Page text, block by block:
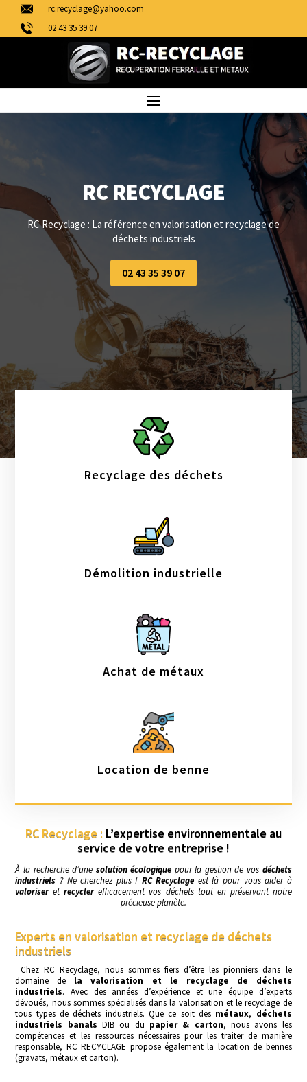
rc.recyclage@yahoo.com
02 43 35 39 07
RC RECYCLAGE
RC Recyclage : La référence en valorisation et recyclage de
déchets industriels
02 43 35 39 07
Recyclage des déchets
Démolition industrielle
Achat de métaux
Location de benne
RC Recyclage : L’expertise environnementale au
service de votre entreprise !
À la recherche d’une solution écologique pour la gestion de vos déchets
industriels ? Ne cherchez plus ! RC Recyclage est là pour vous aider à
valoriseretrecyclerefficacement vos déchets tout en préservant notre
précieuse planète.
Experts en valorisation et recyclage de déchets
industriels
Chez RC Recyclage, nous sommes fiers d’être les pionniers dans le
domaine de la valorisation et le recyclage de déchets
industriels. Avec des années d’expérience et une équipe d’experts
dévoués, nous sommes spécialisés dans la valorisation et le recyclage de
tous types de déchets industriels. Que ce soit des métaux, déchets
industriels banals DIB ou du papier & carton, nous avons les
compétences et les ressources nécessaires pour les traiter de manière
responsable, RC RECYCLAGE propose également la location de bennes
(gravats, métaux et carton).